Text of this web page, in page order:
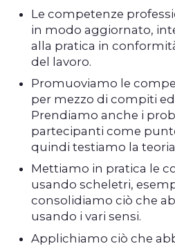
Le competenze
in modo aggiornato,
alla pratica in
del lavoro.
Promuoviamo le
per mezzo di compiti
Prendiamo anche i
partecipanti come
quindi testiamo la
Mettiamo in pratica le
usando scheletri,
consolidiamo ciò che
usando i vari sensi.
Applichiamo ciò che